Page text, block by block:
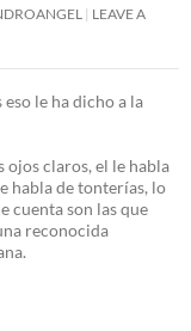
LEAVE A
le ha dicho a la
ojos claros, el le habla
habla de tonterías, lo
cuenta son las que
reconocida